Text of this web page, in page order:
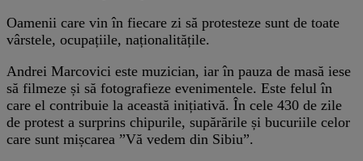
Oamenii care vin în fiecare zi să protesteze sunt de toate
vârstele, ocupațiile, naționalitățile.
Andrei Marcovici este muzician, iar în pauza de masă iese
să filmeze și să fotografieze evenimentele. Este felul în
care el contribuie la această inițiativă. În cele 430 de zile
de protest a surprins chipurile, supărările și bucuriile celor
care sunt mișcarea ”Vă vedem din Sibiu”.